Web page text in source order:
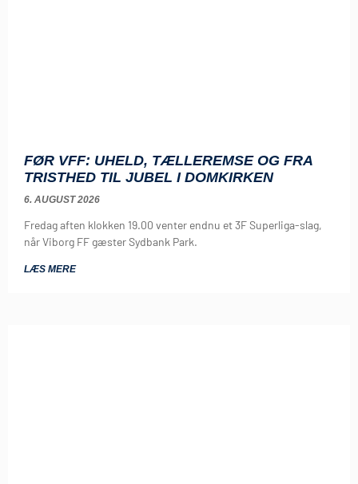
FØR VFF: UHELD, TÆLLEREMSE OG FRA
TRISTHED TIL JUBEL I DOMKIRKEN
6. AUGUST 2026
Fredag aften klokken 19.00 venter endnu et 3F Superliga-slag,
når Viborg FF gæster Sydbank Park.
LÆS MERE